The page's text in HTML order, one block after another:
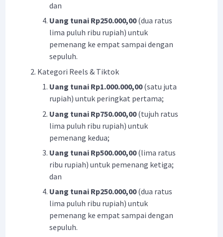
dan
Uang tunai Rp250.000,00(dua ratus
lima puluh ribu rupiah) untuk
pemenang ke empat sampai dengan
sepuluh.
Kategori Reels & Tiktok
Uang tunai Rp1.000.000,00(satu juta
rupiah) untuk peringkat pertama;
Uang tunai Rp750.000,00(tujuh ratus
lima puluh ribu rupiah) untuk
pemenang kedua;
Uang tunai Rp500.000,00(lima ratus
ribu rupiah) untuk pemenang ketiga;
dan
Uang tunai Rp250.000,00(dua ratus
lima puluh ribu rupiah) untuk
pemenang ke empat sampai dengan
sepuluh.